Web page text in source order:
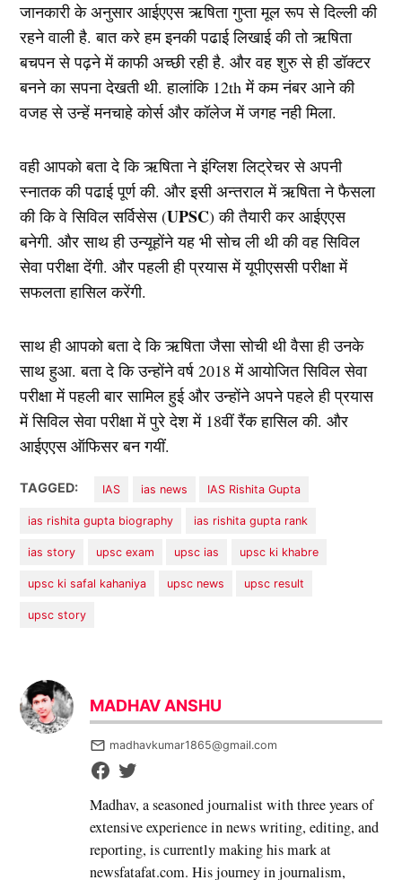
जानकारी के अनुसार आईएएस ऋषिता गुप्ता मूल रूप से दिल्ली की
रहने वाली है. बात करे हम इनकी पढाई लिखाई की तो ऋषिता
बचपन से पढ़ने में काफी अच्छी रही है. और वह शुरु से ही डॉक्टर
बनने का सपना देखती थी. हालांकि 12th में कम नंबर आने की
वजह से उन्हें मनचाहे कोर्स और कॉलेज में जगह नही मिला.
वही आपको बता दे कि ऋषिता ने इंग्लिश लिट्रेचर से अपनी
स्नातक की पढाई पूर्ण की. और इसी अन्तराल में ऋषिता ने फैसला
की कि वे सिविल सर्विसेस (UPSC) की तैयारी कर आईएएस
बनेगी. और साथ ही उन्यूहोंने यह भी सोच ली थी की वह सिविल
सेवा परीक्षा देंगी. और पहली ही प्रयास में यूपीएससी परीक्षा में
सफलता हासिल करेंगी.
साथ ही आपको बता दे कि ऋषिता जैसा सोची थी वैसा ही उनके
साथ हुआ. बता दे कि उन्होंने वर्ष 2018 में आयोजित सिविल सेवा
परीक्षा में पहली बार सामिल हुई और उन्होंने अपने पहले ही प्रयास
में सिविल सेवा परीक्षा में पुरे देश में 18वीं रैंक हासिल की. और
आईएएस ऑफिसर बन गयीं.
TAGGED: IAS ias news IAS Rishita Gupta
ias rishita gupta biography ias rishita gupta rank
ias story upsc exam upsc ias upsc ki khabre
upsc ki safal kahaniya upsc news upsc result
upsc story
MADHAV ANSHU
madhavkumar1865@gmail.com
Madhav, a seasoned journalist with three years of
extensive experience in news writing, editing, and
reporting, is currently making his mark at
newsfatafat.com. His journey in journalism,